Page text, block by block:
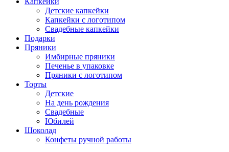
Детские капкейки
Капкейки с логотипом
Свадебные капкейки
Подарки
Пряники
Имбирные пряники
Печенье в упаковке
Пряники с логотипом
Торты
Детские
На день рождения
Свадебные
Юбилей
Шоколад
Конфеты ручной работы